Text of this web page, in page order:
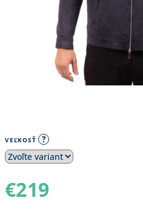
VEĽKOSŤ ?
€219